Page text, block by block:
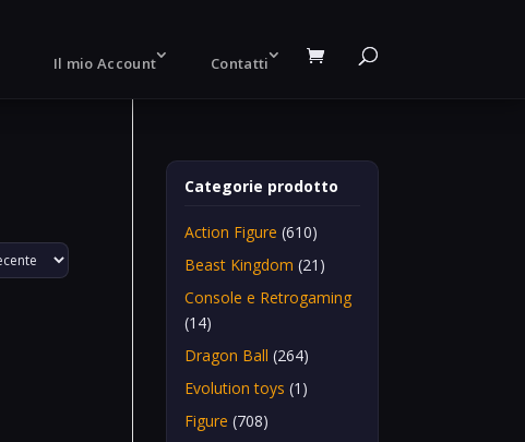
Il mio Account Contatti
Categorie prodotto
Action Figure (610)
Beast Kingdom (21)
Console e Retrogaming
(14)
Dragon Ball (264)
Evolution toys (1)
Figure (708)